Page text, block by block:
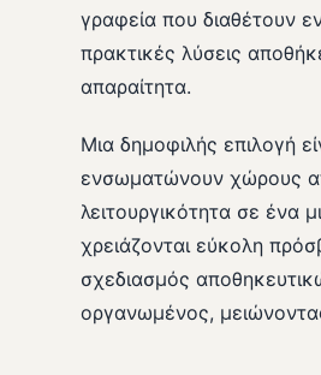
γραφεία που διαθέτουν
πρακτικές λύσεις
απαραίτητα.
Μια δημοφιλής επιλογή
ενσωματώνουν χώρους
λειτουργικότητα σε ένα
χρειάζονται εύκολη
σχεδιασμός
οργανωμένος,